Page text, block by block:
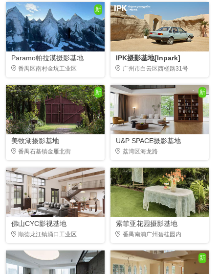
新
Paramo帕拉漠摄影基地
番禺区南村金坑工业区
IPK摄影基地[Inpark]
广州市白云区西槎路31号
新
美牧湖摄影基地
番禺石基镇金雁北街
新
U&P SPACE摄影基地
荔湾区海龙路
佛山CYC影视基地
顺德龙江镇涌口工业区
索菲亚花园摄影基地
番禺南浦广州碧桂园内
新